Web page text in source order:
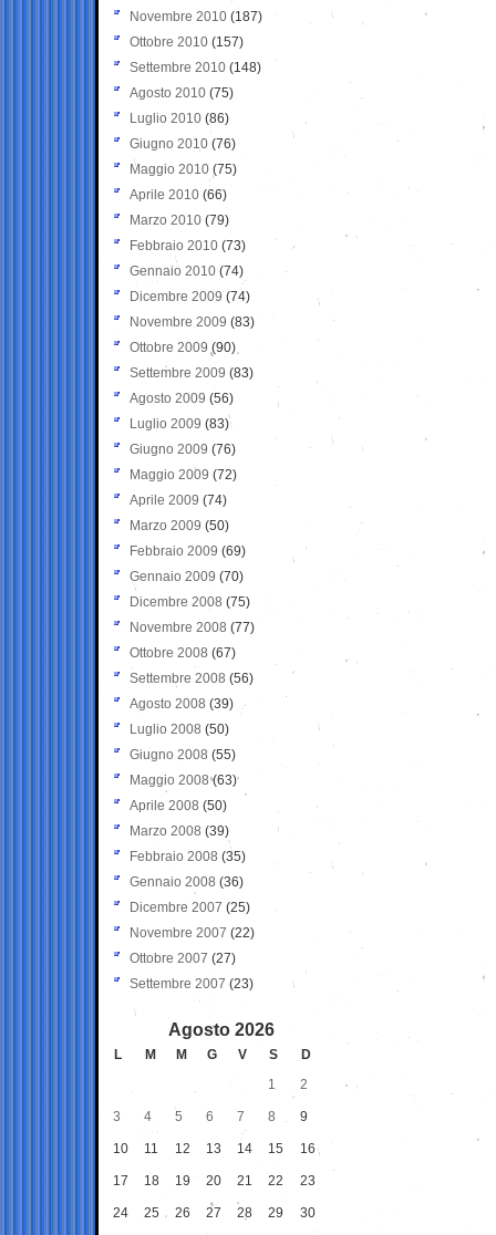
Novembre 2010 (187)
Ottobre 2010 (157)
Settembre 2010 (148)
Agosto 2010 (75)
Luglio 2010 (86)
Giugno 2010 (76)
Maggio 2010 (75)
Aprile 2010 (66)
Marzo 2010 (79)
Febbraio 2010 (73)
Gennaio 2010 (74)
Dicembre 2009 (74)
Novembre 2009 (83)
Ottobre 2009 (90)
Settembre 2009 (83)
Agosto 2009 (56)
Luglio 2009 (83)
Giugno 2009 (76)
Maggio 2009 (72)
Aprile 2009 (74)
Marzo 2009 (50)
Febbraio 2009 (69)
Gennaio 2009 (70)
Dicembre 2008 (75)
Novembre 2008 (77)
Ottobre 2008 (67)
Settembre 2008 (56)
Agosto 2008 (39)
Luglio 2008 (50)
Giugno 2008 (55)
Maggio 2008(63)
Aprile 2008 (50)
Marzo 2008 (39)
Febbraio 2008 (35)
Gennaio 2008 (36)
Dicembre 2007 (25)
Novembre 2007 (22)
Ottobre 2007 (27)
Settembre 2007 (23)
Agosto 2026
L M M G V S
D
1
2
3 4 5 6 7 8 9
10 11 12 13 14 15 16
17 18 19 20 21 22 23
24 25 26 27 28 29 30